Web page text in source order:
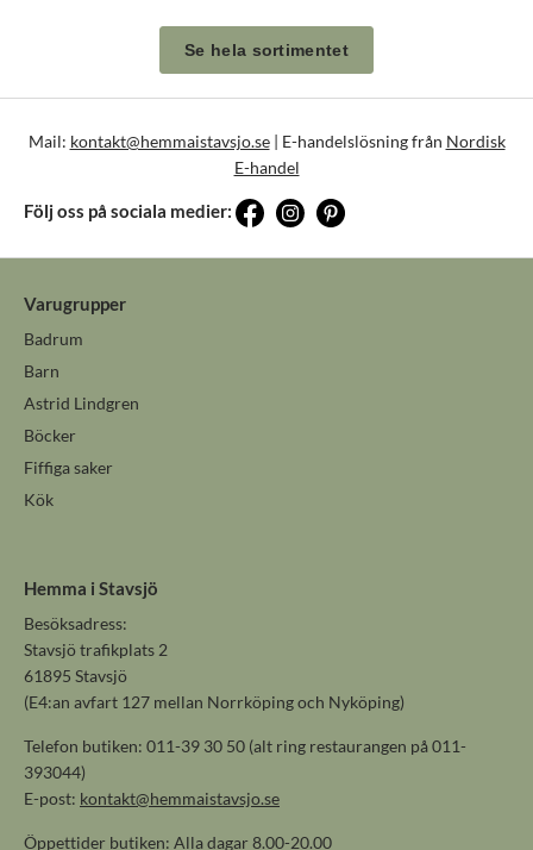
Se hela sortimentet
Mail: kontakt@hemmaistavsjo.se| E-handelslösning från Nordisk
E-handel
Följ oss på sociala medier:
Varugrupper
Badrum
Barn
Astrid Lindgren
Böcker
Fiffiga saker
Kök
Hemma i Stavsjö
Besöksadress:
Stavsjö trafikplats 2
61895 Stavsjö
(E4:an avfart 127 mellan Norrköping och Nyköping)
Telefon butiken: 011-39 30 50 (alt ring restaurangen på 011-
393044)
E-post: kontakt@hemmaistavsjo.se
Öppettider butiken: Alla dagar 8.00-20.00